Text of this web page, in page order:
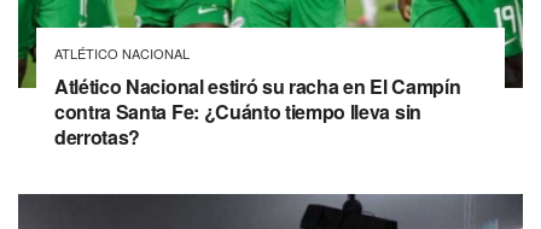
ATLÉTICO NACIONAL
Atlético Nacional estiró su racha en El Campín
contra Santa Fe: ¿Cuánto tiempo lleva sin
derrotas?